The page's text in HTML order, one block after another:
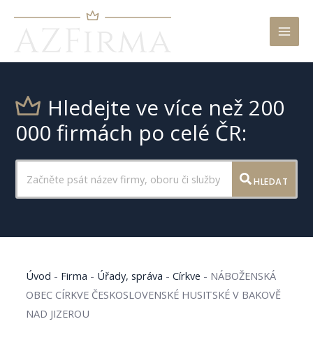
Hledejte ve více než 200
000 firmách po celé ČR:
HLEDAT
Úvod - Firma - Úřady, správa -Církve - NÁBOŽENSKÁ
OBEC CÍRKVE ČESKOSLOVENSKÉ HUSITSKÉ V BAKOVĚ
NAD JIZEROU